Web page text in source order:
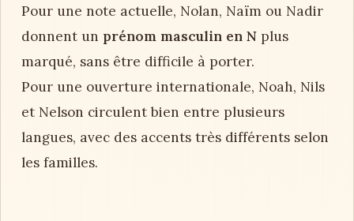
Pour une note actuelle, Nolan, Naïm ou Nadir
donnent un prénom masculin en N plus
marqué, sans être difficile à porter.
Pour une ouverture internationale, Noah, Nils
et Nelson circulent bien entre plusieurs
langues, avec des accents très différents selon
les familles.